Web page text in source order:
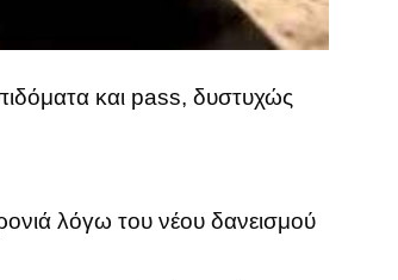
και pass, δυστυχώς
λόγω του νέου δανεισμού